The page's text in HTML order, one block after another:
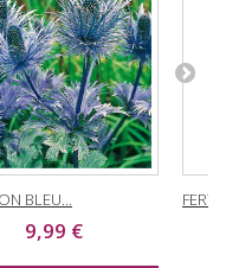
BLEU...
9,99 €